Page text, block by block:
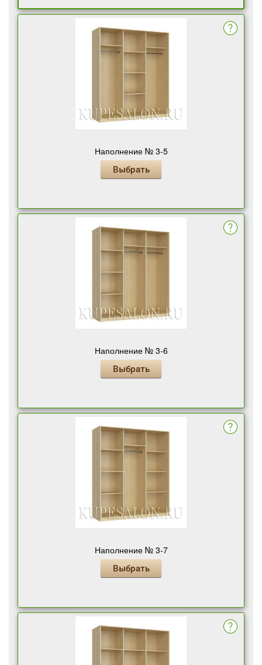
Наполнение № 3-5
Выбрать
Наполнение № 3-6
Выбрать
Наполнение № 3-7
Выбрать